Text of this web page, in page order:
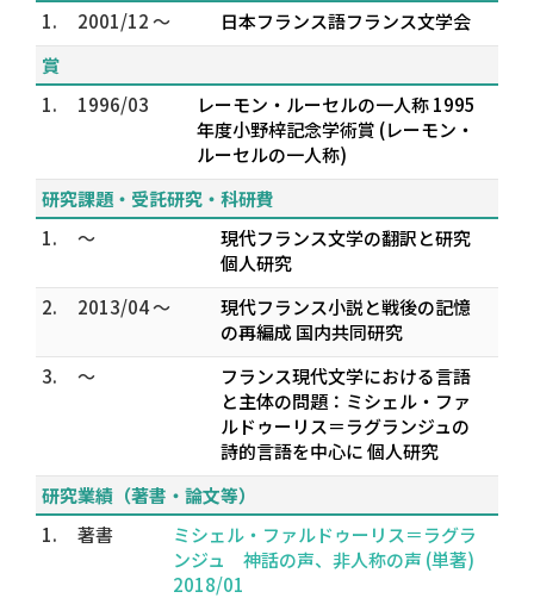
1.
2001/12 ～
日本フランス語フランス文学会
賞
1.
1996/03
レーモン・ルーセルの一人称 1995
年度小野梓記念学術賞 (レーモン・
ルーセルの一人称)
研究課題・受託研究・科研費
1.
～
現代フランス文学の翻訳と研究
個人研究
2.
2013/04 ～
現代フランス小説と戦後の記憶
の再編成 国内共同研究
3.
～
フランス現代文学における言語
と主体の問題：ミシェル・ファ
ルドゥーリス＝ラグランジュの
詩的言語を中心に 個人研究
研究業績（著書・論文等）
1.
著書
ミシェル・ファルドゥーリス＝ラグラ
ンジュ 神話の声、非人称の声 (単著)
2018/01